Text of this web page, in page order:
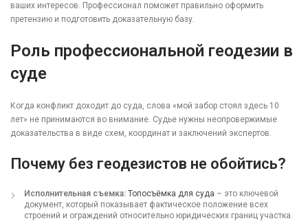
ваших интересов. Профессионал поможет правильно оформить
претензию и подготовить доказательную базу.
Роль профессиональной геодезии в
суде
Когда конфликт доходит до суда, слова «мой забор стоял здесь 10
лет» не принимаются во внимание. Судье нужны неопровержимые
доказательства в виде схем, координат и заключений экспертов.
Почему без геодезистов не обойтись?
Исполнительная съемка: Топосъёмка для суда – это ключевой
документ, который показывает фактическое положение всех
строений и ограждений относительно юридических границ участка.